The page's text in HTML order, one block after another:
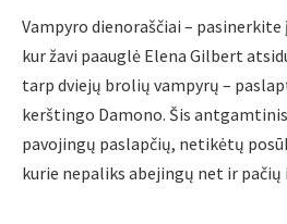
Vampyro dienoraščiai –
kur žavi paauglė Elena Gilbert
tarp dviejų brolių vampyrų –
kerštingo Damono. Šis
pavojingų paslapčių, netikėtų
kurie nepaliks abejingų net ir pačių